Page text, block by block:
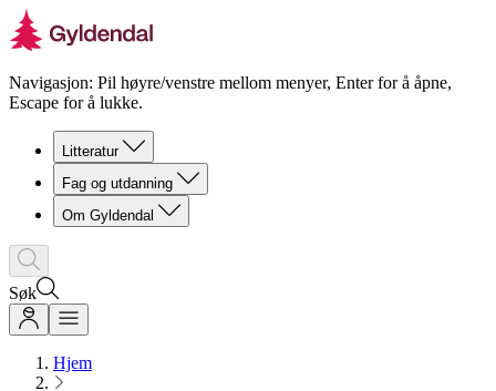
Navigasjon: Pil høyre/venstre mellom menyer, Enter for å åpne,
Escape for å lukke.
Litteratur
Fag og utdanning
Om Gyldendal
Søk
Hjem